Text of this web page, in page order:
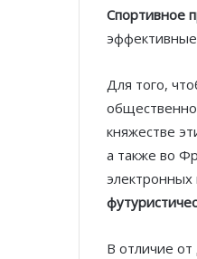
Спортивное
Для того,
княжестве
а также во
В отличие